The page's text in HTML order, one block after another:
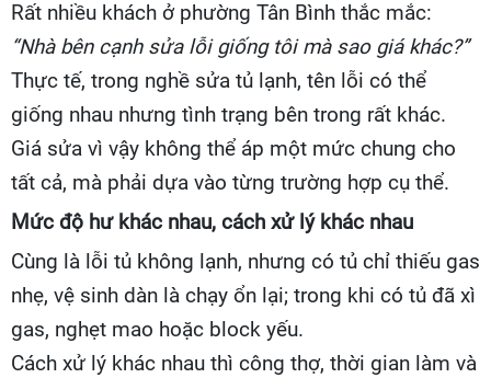
Rất nhiều khách ở phường Tân Bình thắc mắc:
“Nhà bên cạnh sửa lỗi giống tôi mà sao giá khác?”
Thực tế, trong nghề sửa tủ lạnh, tên lỗi có thể
giống nhau nhưng tình trạng bên trong rất khác.
Giá sửa vì vậy không thể áp một mức chung cho
tất cả, mà phải dựa vào từng trường hợp cụ thể.
Mức độ hư khác nhau, cách xử lý khác nhau
Cùng là lỗi tủ không lạnh, nhưng có tủ chỉ thiếu gas
nhẹ, vệ sinh dàn là chạy ổn lại; trong khi có tủ đã xì
gas, nghẹt mao hoặc block yếu.
Cách xử lý khác nhau thì công thợ, thời gian làm và